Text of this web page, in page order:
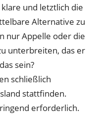
und letztlich die
Alternative zu
nur Appelle oder die
unterbreiten, das er
sein?
schließlich
stattfinden.
erforderlich.